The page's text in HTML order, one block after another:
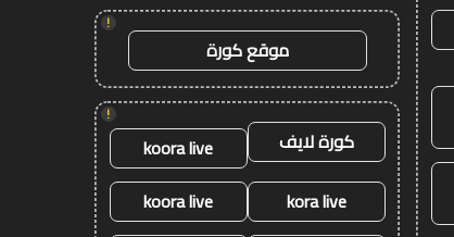
!
موقع كورة
!
كورة لايف
koora live
kora live
koora live